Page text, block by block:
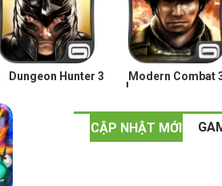
Dungeon Hunter 3
,
CẬP NHẬT MỚI